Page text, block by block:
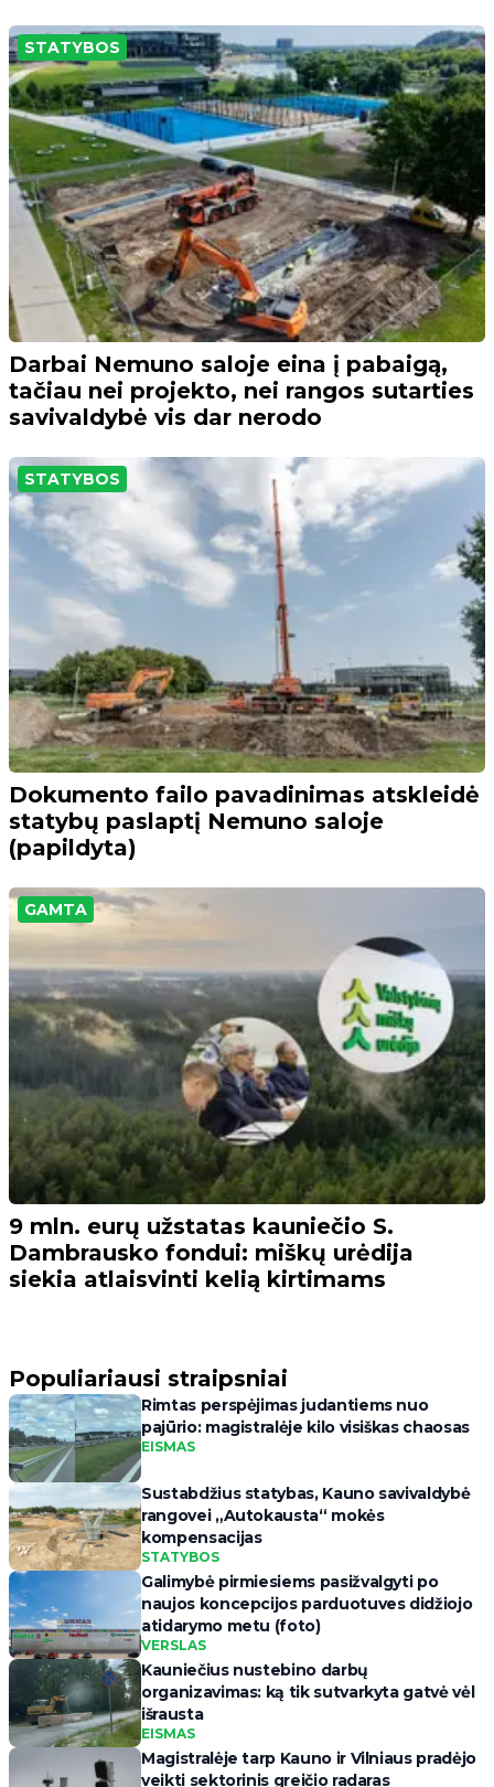
STATYBOS
Darbai Nemuno saloje eina į pabaigą,
tačiau nei projekto, nei rangos sutarties
savivaldybė vis dar nerodo
STATYBOS
Dokumento failo pavadinimas atskleidė
statybų paslaptį Nemuno saloje
(papildyta)
GAMTA
9 mln. eurų užstatas kauniečio S.
Dambrausko fondui: miškų urėdija
siekia atlaisvinti kelią kirtimams
Populiariausi straipsniai
Rimtas perspėjimas judantiems nuo
pajūrio: magistralėje kilo visiškas chaosas
EISMAS
Sustabdžius statybas, Kauno savivaldybė
rangovei „Autokausta“ mokės
kompensacijas
STATYBOS
Galimybė pirmiesiems pasižvalgyti po
naujos koncepcijos parduotuves didžiojo
atidarymo metu (foto)
VERSLAS
Kauniečius nustebino darbų
organizavimas: ką tik sutvarkyta gatvė vėl
išrausta
EISMAS
Magistralėje tarp Kauno ir Vilniaus pradėjo
veikti sektorinis greičio radaras